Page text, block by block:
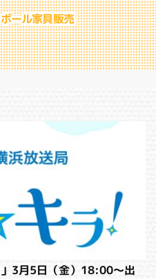
ール家具販売
3月5日（金）18:00～出